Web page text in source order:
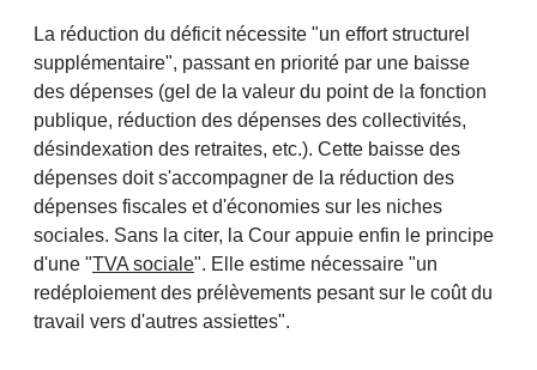
La réduction du déficit nécessite "un effort structurel
supplémentaire", passant en priorité par une baisse
des dépenses (gel de la valeur du point de la fonction
publique, réduction des dépenses des collectivités,
désindexation des retraites, etc.). Cette baisse des
dépenses doit s'accompagner de la réduction des
dépenses fiscales et d'économies sur les niches
sociales. Sans la citer, la Cour appuie enfin le principe
d'une "TVA sociale". Elle estime nécessaire "un
redéploiement des prélèvements pesant sur le coût du
travail vers d'autres assiettes".